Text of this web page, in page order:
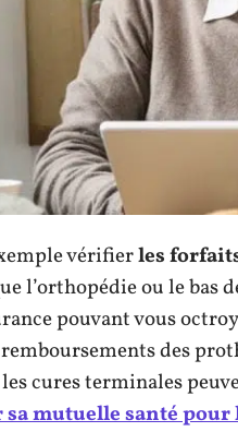
vérifierles
l’orthopédie ou le bas
pouvant vous
des
cures terminales
mutuelle santé